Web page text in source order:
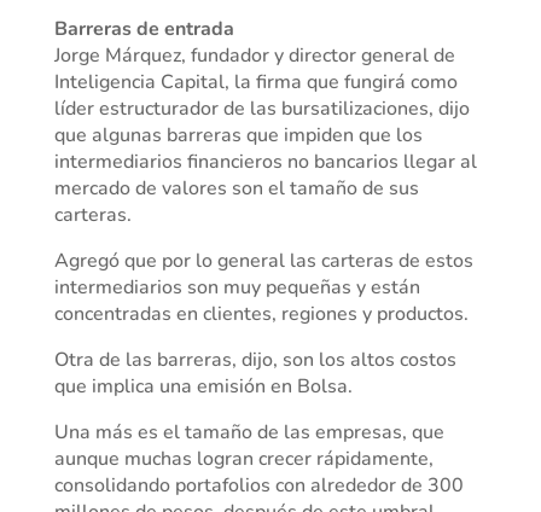
Barreras de entrada
Jorge Márquez, fundador y director general de
Inteligencia Capital, la firma que fungirá como
líder estructurador de las bursatilizaciones, dijo
que algunas barreras que impiden que los
intermediarios financieros no bancarios llegar al
mercado de valores son el tamaño de sus
carteras.
Agregó que por lo general las carteras de estos
intermediarios son muy pequeñas y están
concentradas en clientes, regiones y productos.
Otra de las barreras, dijo, son los altos costos
que implica una emisión en Bolsa.
Una más es el tamaño de las empresas, que
aunque muchas logran crecer rápidamente,
consolidando portafolios con alrededor de 300